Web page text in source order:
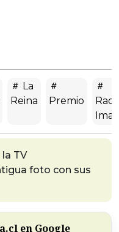
La
Reina
Premio
TV
foto con sus
en Google